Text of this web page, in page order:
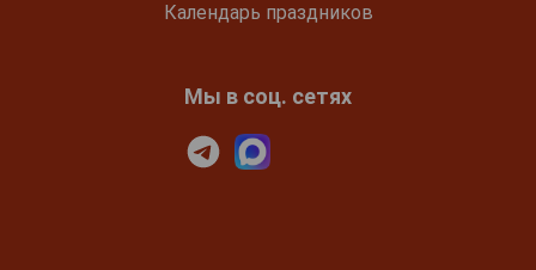
Календарь праздников
Мы в соц. сетях